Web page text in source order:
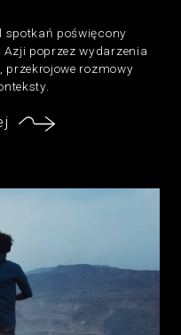
poświęcony
Azji poprzez wydarzenia
przekrojowe rozmowy